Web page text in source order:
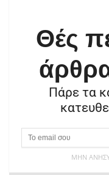
Θές
Πάρε τα
ΜΗΝ